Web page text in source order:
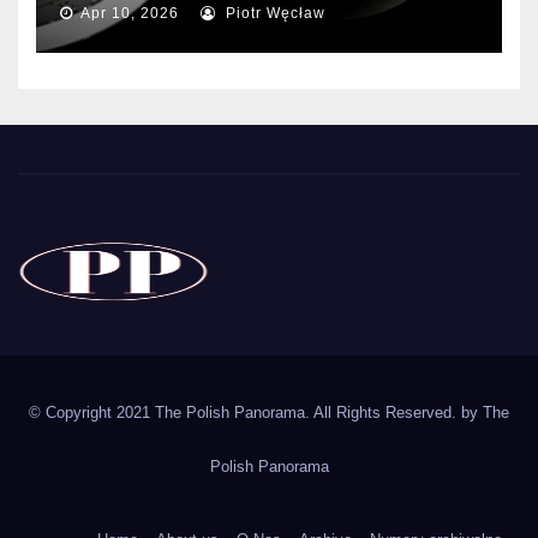
Apr 10, 2026 Piotr Węcław
© Copyright 2021 The Polish Panorama. All Rights Reserved. by The
Polish Panorama